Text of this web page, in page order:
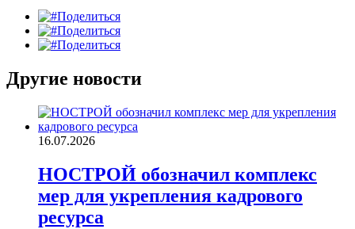
Поделиться
Поделиться
Поделиться
Другие новости
16.07.2026
НОСТРОЙ обозначил комплекс
мер для укрепления кадрового
ресурса